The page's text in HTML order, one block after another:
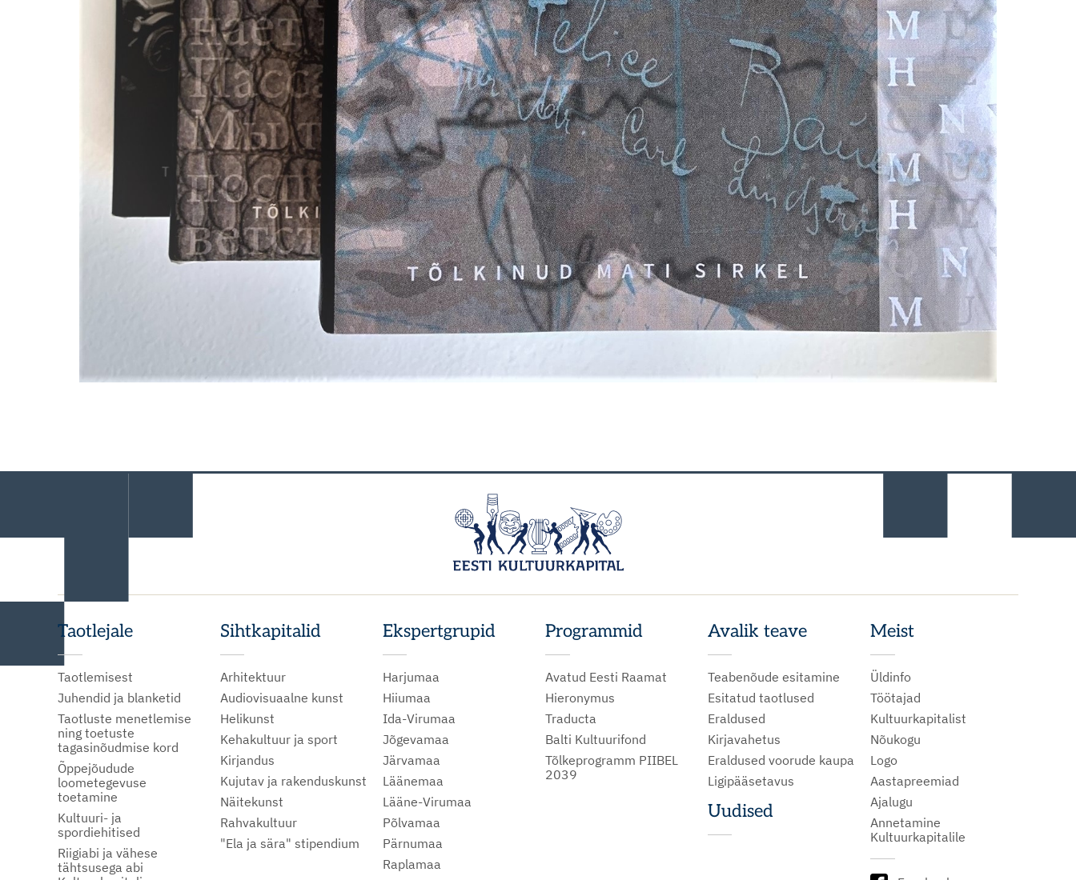
Taotlejale
Taotlemisest
Juhendid ja blanketid
Taotluste menetlemise
ning toetuste
tagasinõudmise kord
Õppejõudude
loometegevuse
toetamine
Kultuuri- ja
spordiehitised
Riigiabi ja vähese
tähtsusega abi
Sihtkapitalid
Arhitektuur
Audiovisuaalne kunst
Helikunst
Kehakultuur ja sport
Kirjandus
Kujutav ja rakenduskunst
Näitekunst
Rahvakultuur
"Ela ja sära" stipendium
Ekspertgrupid
Harjumaa
Hiiumaa
Ida-Virumaa
Jõgevamaa
Järvamaa
Läänemaa
Lääne-Virumaa
Põlvamaa
Pärnumaa
Raplamaa
Programmid
Avatud Eesti Raamat
Hieronymus
Traducta
Balti Kultuurifond
Tõlkeprogramm PIIBEL
2039
Avalik teave
Teabenõude esitamine
Esitatud taotlused
Eraldused
Kirjavahetus
Eraldused voorude kaupa
Ligipääsetavus
Uudised
Meist
Üldinfo
Töötajad
Kultuurkapitalist
Nõukogu
Logo
Aastapreemiad
Ajalugu
Annetamine
Kultuurkapitalile